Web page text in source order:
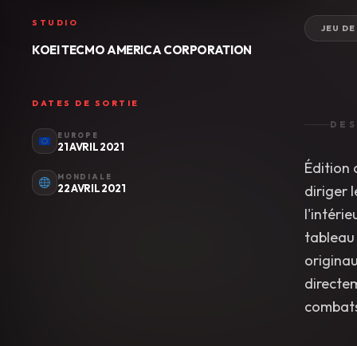
STUDIO
KOEI TECMO AMERICA CORPORATION
DATES DE SORTIE
EUROPE
21 AVRIL 2021
MONDIALE
22 AVRIL 2021
JEU
Édition
diriger